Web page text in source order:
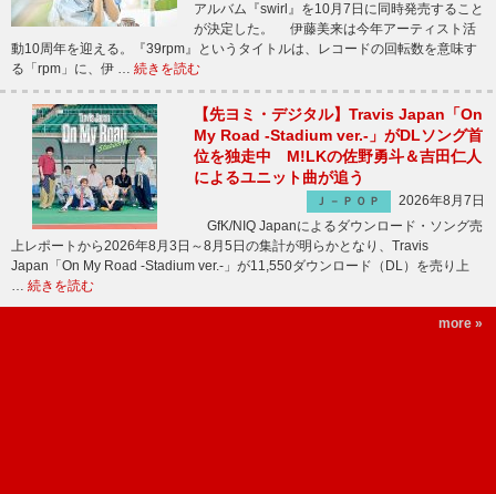
アルバム『swirl』を10月7日に同時発売すること
が決定した。 伊藤美来は今年アーティスト活
動10周年を迎える。『39rpm』というタイトルは、レコードの回転数を意味す
る「rpm」に、伊 … 続きを読む
【先ヨミ・デジタル】Travis Japan「On
My Road -Stadium ver.-」がDLソング首
位を独走中 M!LKの佐野勇斗＆吉田仁人
によるユニット曲が追う
Ｊ－ＰＯＰ
2026年8月7日
GfK/NIQ Japanによるダウンロード・ソング売
上レポートから2026年8月3日～8月5日の集計が明らかとなり、Travis
Japan「On My Road -Stadium ver.-」が11,550ダウンロード（DL）を売り上
… 続きを読む
more »